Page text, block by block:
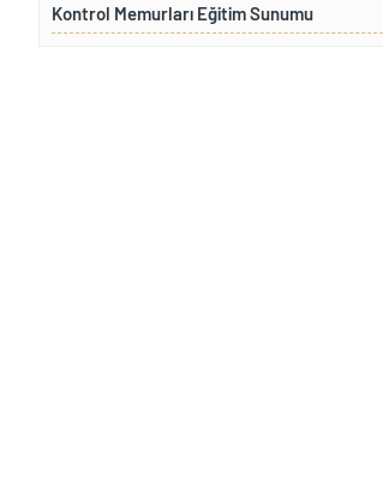
Kontrol Memurları Eğitim Sunumu